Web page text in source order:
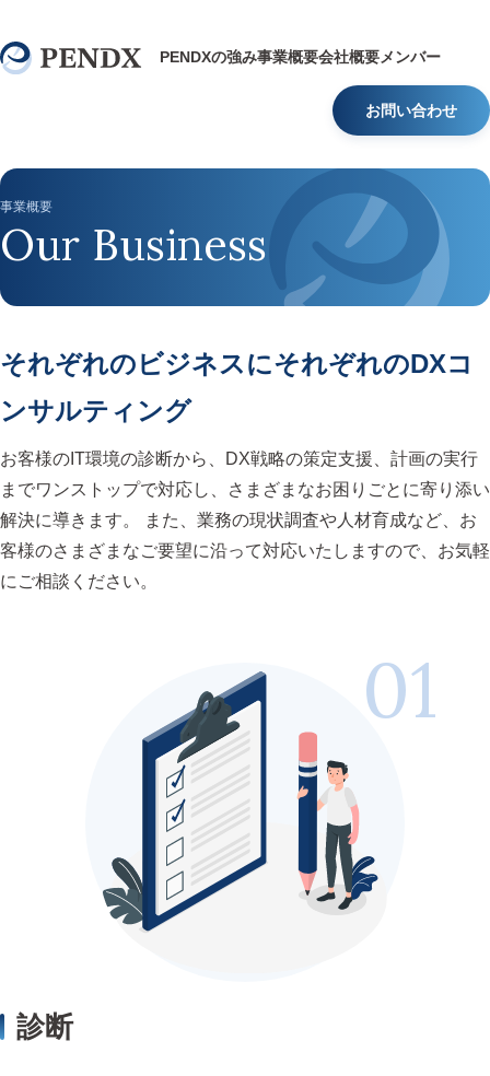
PENDXの強み事業概要会社概要メンバー
お問い合わせ
事業概要
Our Business
それぞれのビジネスにそれぞれのDXコ
ンサルティング
お客様のIT環境の診断から、DX戦略の策定支援、計画の実行
までワンストップで対応し、さまざまなお困りごとに寄り添い
解決に導きます。
また、業務の現状調査や人材育成など、お
客様のさまざまなご要望に沿って対応いたしますので、お気軽
にご相談ください。
診断